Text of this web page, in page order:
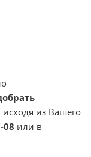
из Вашего
08 или в